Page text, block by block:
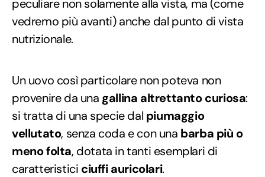
peculiare non solamente alla vista, ma (come
vedremo più avanti) anche dal punto di vista
nutrizionale.
Un uovo così particolare non poteva non
provenire da una gallina altrettanto curiosa:
si tratta di una specie dal piumaggio
vellutato, senza coda e con una barba più o
meno folta, dotata in tanti esemplari di
caratteristici ciuffi auricolari.